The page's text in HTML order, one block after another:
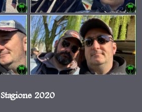
Stagione 2020